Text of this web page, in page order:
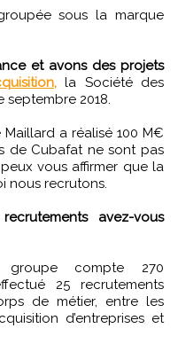
sous la marque
et avons des projets
la Société des
septembre 2018.
a réalisé 100 M€
de Cubafat ne sont pas
vous affirmer que la
nous recrutons.
avez-vous
groupe compte 270
25 recrutements
de métier, entre les
d’entreprises et